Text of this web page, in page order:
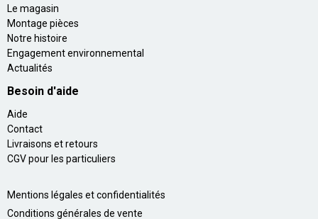
Le magasin
Montage pièces
Notre histoire
Engagement environnemental
Actualités
Besoin d'aide
Aide
Contact
Livraisons et retours
CGV pour les particuliers
Mentions légales et confidentialités
Conditions générales de vente